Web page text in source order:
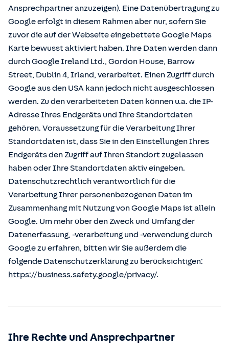
Ansprechpartner anzuzeigen). Eine Datenübertragung zu
Google erfolgt in diesem Rahmen aber nur, sofern Sie
zuvor die auf der Webseite eingebettete Google Maps
Karte bewusst aktiviert haben. Ihre Daten werden dann
durch Google Ireland Ltd., Gordon House, Barrow
Street, Dublin 4, Irland, verarbeitet. Einen Zugriff durch
Google aus den USA kann jedoch nicht ausgeschlossen
werden. Zu den verarbeiteten Daten können u.a. die IP-
Adresse Ihres Endgeräts und Ihre Standortdaten
gehören. Voraussetzung für die Verarbeitung Ihrer
Standortdaten ist, dass Sie in den Einstellungen Ihres
Endgeräts den Zugriff auf Ihren Standort zugelassen
haben oder Ihre Standortdaten aktiv eingeben.
Datenschutzrechtlich verantwortlich für die
Verarbeitung Ihrer personenbezogenen Daten im
Zusammenhang mit Nutzung von Google Maps ist allein
Google. Um mehr über den Zweck und Umfang der
Datenerfassung, -verarbeitung und -verwendung durch
Google zu erfahren, bitten wir Sie außerdem die
folgende Datenschutzerklärung zu berücksichtigen:
https://business.safety.google/privacy/.
Ihre Rechte und Ansprechpartner